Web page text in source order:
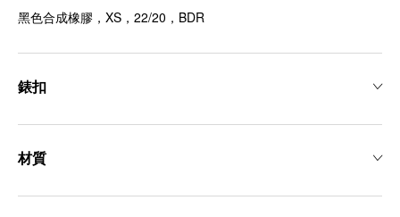
黑色合成橡膠，XS，22/20，BDR
錶扣
材質